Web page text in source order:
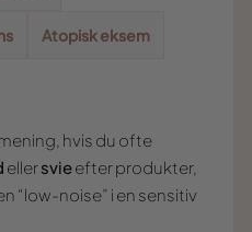
Atopisk eksem
hvis du ofte
ellersvieefter produkter,
“low-noise” i en sensitiv